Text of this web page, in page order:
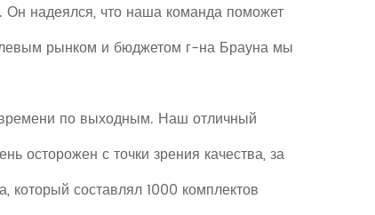
Он надеялся, что наша команда поможет
рынком и бюджетом г-на Брауна мы
времени по выходным. Наш отличный
осторожен с точки зрения качества, за
составлял 1000 комплектов